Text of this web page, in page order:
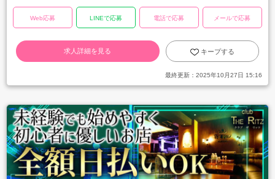
Web応募 LINEで応募 電話で応募 メールで応募
求人詳細を見る キープする
最終更新： 2025年10月27日 15:16